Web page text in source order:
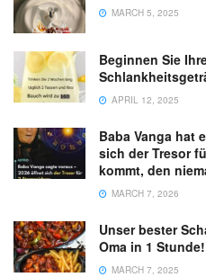
MARCH 5, 2025
Beginnen Sie
APRIL 12, 2025
Baba Vanga hat
sich der Tresor
kommt, den
MARCH 7, 2026
Unser bester
Oma in 1 Stunde!
MARCH 7, 2025